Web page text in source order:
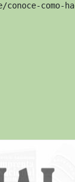
conoce-